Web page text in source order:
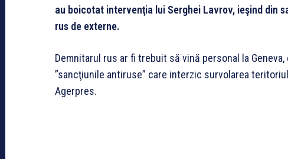
au boicotat intervenţia lui Serghei Lavrov, ieşind din
rus de externe.
Demnitarul rus ar fi trebuit să vină personal la
”sancţiunile antiruse” care interzic survolarea
Agerpres.